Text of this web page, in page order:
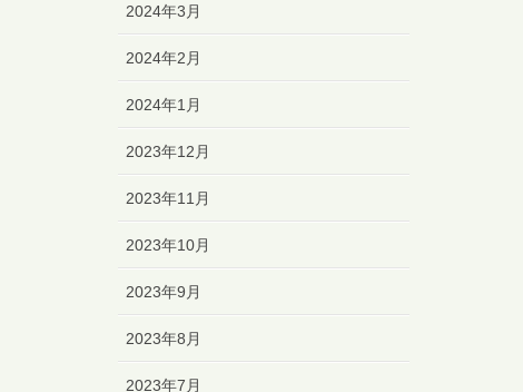
2024年3月
2024年2月
2024年1月
2023年12月
2023年11月
2023年10月
2023年9月
2023年8月
2023年7月